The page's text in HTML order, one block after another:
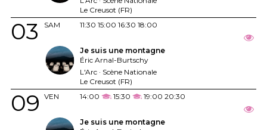
Le Creusot (FR)
SAM
03 11:30 15:00 16:30 18:00
Je suis une montagne
Éric Arnal-Burtschy
L'Arc · Scène Nationale
Le Creusot (FR)
VEN
09 14:00 15:30 19:0020:30
Je suis une montagne